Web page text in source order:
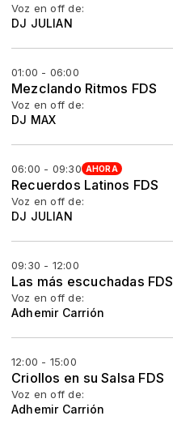
Voz en off de:
DJ JULIAN
01:00 - 06:00
Mezclando Ritmos FDS
Voz en off de:
DJ MAX
06:00 - 09:30 AHORA
Recuerdos Latinos FDS
Voz en off de:
DJ JULIAN
09:30 - 12:00
Las más escuchadas FDS
Voz en off de:
Adhemir Carrión
12:00 - 15:00
Criollos en su Salsa FDS
Voz en off de:
Adhemir Carrión